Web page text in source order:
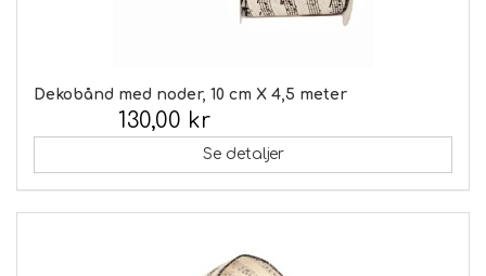
Dekobånd med noder, 10 cm X 4,5 meter
130,00 kr
Se detaljer